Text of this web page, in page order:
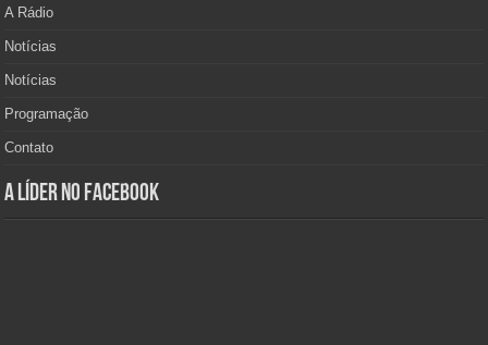
A Rádio
Notícias
Notícias
Programação
Contato
A Líder no Facebook